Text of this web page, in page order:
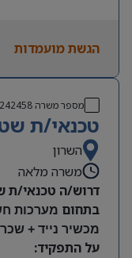
משרה מלאה | ימים א-ה |
קרן השתלמות
עובד חברה מהיום
מיקום: חדרה
הגשת מועמדות
מספר משרה242458
טכנאי/ת
השרון
משרה מלאה
דרוש/ה טכנאי/ת
בתחום מערכות
מכשיר נייד +
על התפקיד: